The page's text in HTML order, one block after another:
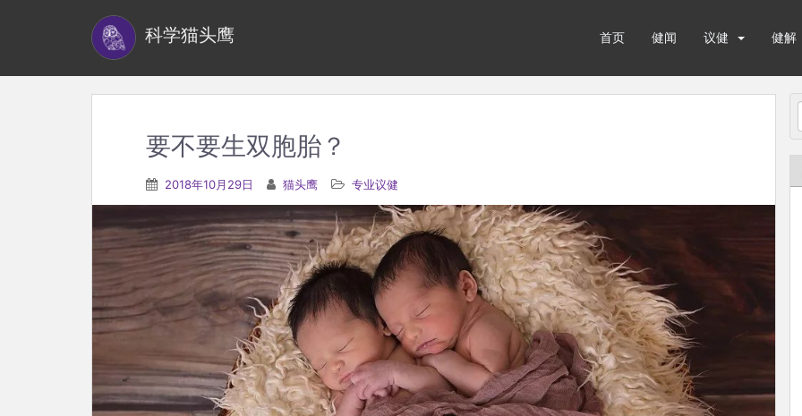
科学猫头鹰 首页 健闻 议健 健解
要不要生双胞胎？
2018年10月29日 猫头鹰 专业议健